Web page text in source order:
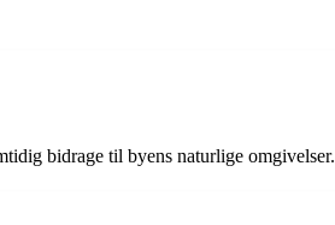
bidrage til byens naturlige omgivelser.